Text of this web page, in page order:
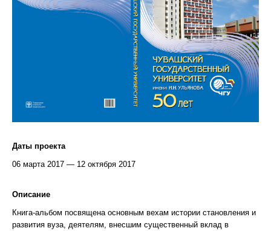
Даты проекта
06 марта 2017 — 12 октября 2017
Описание
Книга-альбом посвящена основным вехам истории становления и
развития вуза, деятелям, внесшим существенный вклад в